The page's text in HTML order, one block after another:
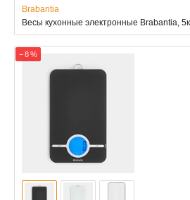
Brabantia
Весы кухонные электронные Brabantia,
− 8 %